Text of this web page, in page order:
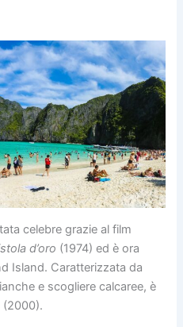
celebre grazie al film
d’oro (1974) ed è ora
Island. Caratterizzata da
e scogliere calcaree, è
(2000).